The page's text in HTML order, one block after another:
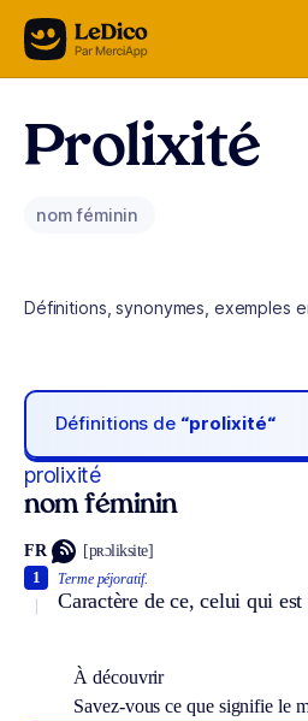
Aller au contenu
Prolixité
nom féminin
Définitions, synonymes, exemples
Définitions de “prolixité“
prolixité
nom féminin
FR [pʀɔliksite]
Terme péjoratif.
Caractère de ce, celui qui
1
À découvrir
Savez-vous ce que signifie le